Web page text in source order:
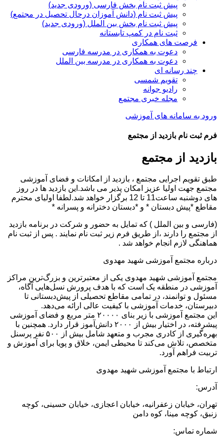
پیش ثبت نام بخش فارسی (ورودی جدید)
پیش ثبت نام (دانش آموزان درحال تحصیل در مجتمع)
پیش ثبت نام بخش بین الملل (ورودی جدید)
ثبت نام در کمپ تابستانه
فرصت های همکاری
دعوت به همکاری در مدرسه فارسی
دعوت به همکاری در مدرسه بین الملل
چند رسانه ای
تقویم شمسی
رادیو جوانه
مجله خبری مجتمع
ورود به سامانه های آموزشی
فرم ثبت نام بازدید از مجتمع
بازدید از مجتمع
طبق تقویم اجرایی مجتمع ، بازدید از امکانات و فضای آموزشی
مجتمع جهت اولیا عزیز امکان پذیر می باشد.این بازدید ها در روز
های دوشنبه ساعت11 تا 12 برگزار خواهد شد.لطفا اولیای محترم
مقاطع *پیش دبستان * و *دبستان دخترانه و پسرانه *
(فارسی و بین الملل ) که تمایل به حضور و شرکت در برنامه بازدید
از مجتمع را دارند ،از طریق فرم زیر ثبت نام نمایند . پس از ثبت نام
هماهنگی لازم انجام خواهد شد .
درباره مجتمع آموزشی شهید مهدوی
مجتمع آموزشی شهید مهدوی یکی از معتبرترین و بزرگ‌ترین مراکز
آموزشی در منطقه یک است که با هدف پرورش نسل‌هایی آگاه،
مسئول و توانمند، در تمامی مقاطع تحصیلی از پیش‌دبستانی تا
دبیرستان، خدمات آموزشی با کیفیت عالی ارائه می‌دهد.
این مجتمع آموزشی با زیر بنای ۲۰۰۰۰ متر مربع و فضای آموزشی
پیشرفته، در اختیار بیش از ۲۰۰۰ دانش‌آموز قرار دارد. همچنین با
بهره‌گیری از کادری مجرب و متعهد شامل بیش از ۵۰۰ نفر پرسنل
متخصص، تلاش می‌کند تا محیطی ایمن، خلاق و پویا برای آموزش و
تربیت فراهم آورد.
ارتباط با مجتمع آموزشی شهید مهدوی
آدرس:
تهران، خیابان زعفرانیه، خیابان اعجازی، خیابان حسینی، کوچه
زنبق، کوچه مینا، کوه دامن
شماره تماس: